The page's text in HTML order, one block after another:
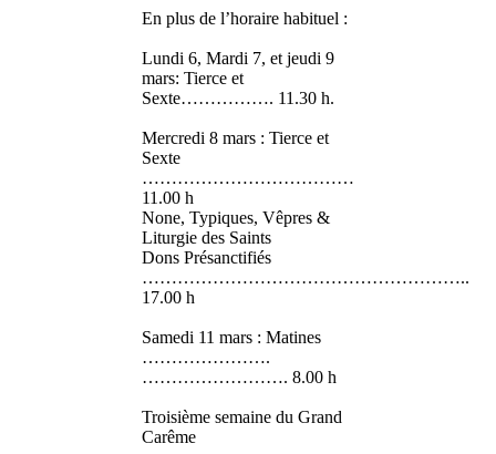
En plus de l’horaire habituel :
Lundi 6, Mardi 7, et jeudi 9
mars: Tierce et
Sexte……………. 11.30 h.
Mercredi 8 mars : Tierce et
Sexte
………………………………
11.00 h
None, Typiques, Vêpres &
Liturgie des Saints
Dons Présanctifiés
………………………………………………..
17.00 h
Samedi 11 mars : Matines
………………….
……………………. 8.00 h
Troisième semaine du Grand
Carême